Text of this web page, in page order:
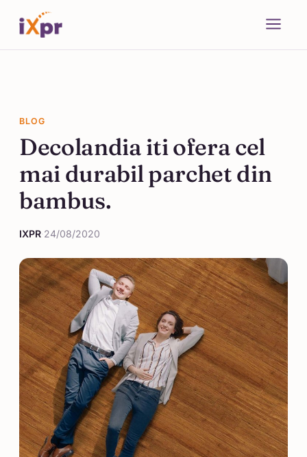
BLOG
Decolandia iti ofera cel
mai durabil parchet din
bambus.
IXPR 24/08/2020